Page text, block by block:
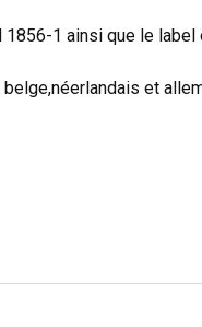
1856-1 ainsi que le
et